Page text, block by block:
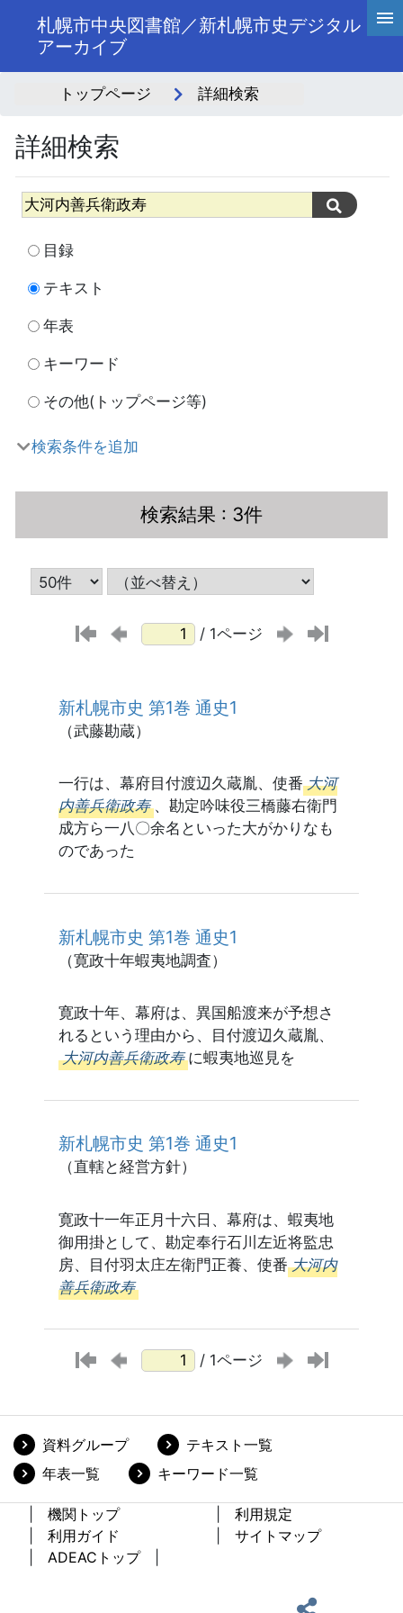
札幌市中央図書館／新札幌市史デジタル
アーカイブ
トップページ 詳細検索
詳細検索
目録
テキスト
年表
キーワード
その他(トップページ等)
検索条件を追加
検索結果 : 3件
/ 1ページ
新札幌市史 第1巻 通史1
（武藤勘蔵）
一行は、幕府目付渡辺久蔵胤、使番 大河
内善兵衛政寿 、勘定吟味役三橋藤右衛門
成方ら一八〇余名といった大がかりなも
のであった
新札幌市史 第1巻 通史1
（寛政十年蝦夷地調査）
寛政十年、幕府は、異国船渡来が予想さ
れるという理由から、目付渡辺久蔵胤、
大河内善兵衛政寿 に蝦夷地巡見を
新札幌市史 第1巻 通史1
（直轄と経営方針）
寛政十一年正月十六日、幕府は、蝦夷地
御用掛として、勘定奉行石川左近将監忠
房、目付羽太庄左衛門正養、使番 大河内
善兵衛政寿
/ 1ページ
資料グループ
テキスト一覧
年表一覧
キーワード一覧
機関トップ
利用規定
利用ガイド
サイトマップ
ADEACトップ